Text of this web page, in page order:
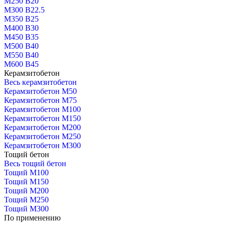
М300 В22.5
М350 В25
М400 В30
М450 В35
М500 В40
М550 В40
М600 В45
Керамзитобетон
Весь керамзитобетон
Керамзитобетон М50
Керамзитобетон М75
Керамзитобетон М100
Керамзитобетон М150
Керамзитобетон М200
Керамзитобетон М250
Керамзитобетон М300
Тощий бетон
Весь тощий бетон
Тощий М100
Тощий М150
Тощий М200
Тощий М250
Тощий М300
По применению